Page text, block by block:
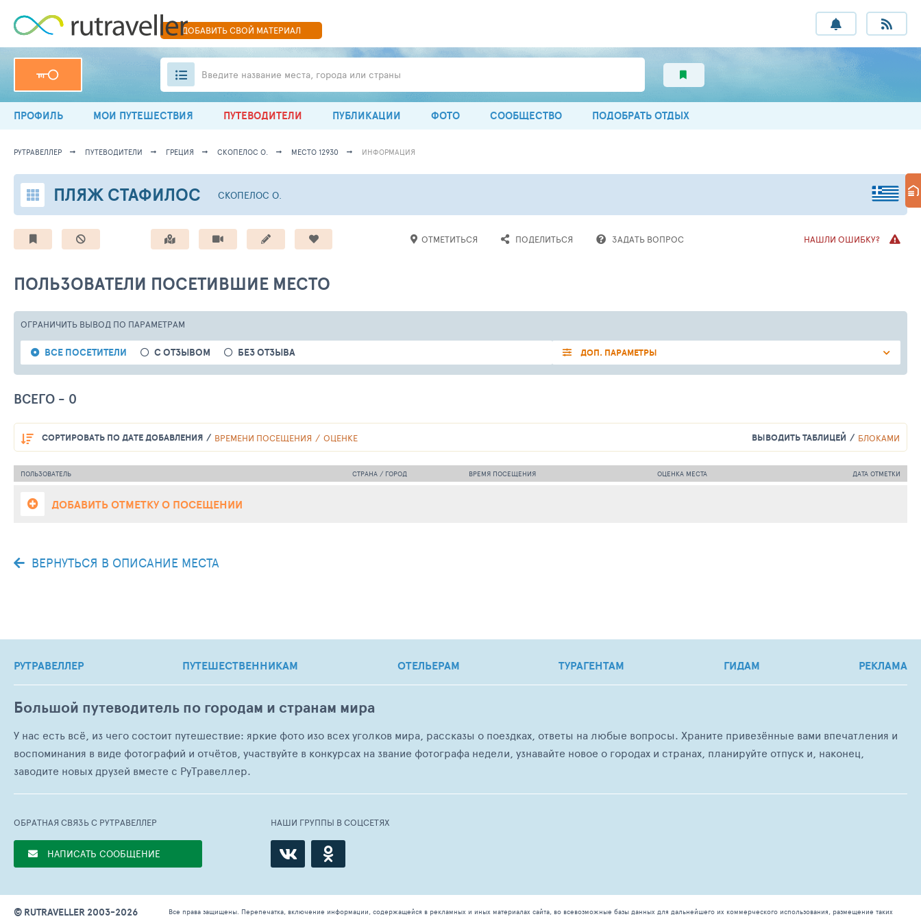
ДОБАВИТЬСВОЙ МАТЕРИАЛ
Введите название места, города или страны
ПРОФИЛЬ МОИ ПУТЕШЕСТВИЯ ПУТЕВОДИТЕЛИ ПУБЛИКАЦИИ ФОТО СООБЩЕСТВО ПОДОБРАТЬ ОТДЫХ
РУТРАВЕЛЛЕР ПУТЕВОДИТЕЛИ ГРЕЦИЯ СКОПЕЛОС О. МЕСТО 12930 ИНФОРМАЦИЯ
ПЛЯЖ СТАФИЛОС СКОПЕЛОС О.
ОТМЕТИТЬСЯ ПОДЕЛИТЬСЯ ЗАДАТЬ ВОПРОС НАШЛИ ОШИБКУ?
ПОЛЬЗОВАТЕЛИ ПОСЕТИВШИЕ МЕСТО
ОГРАНИЧИТЬ ВЫВОД ПО ПАРАМЕТРАМ
ВСЕ ПОСЕТИТЕЛИ С ОТЗЫВОМ БЕЗ ОТЗЫВА ДОП. ПАРАМЕТРЫ
ВСЕГО - 0
СОРТИРОВАТЬ ПО ДАТЕ ДОБАВЛЕНИЯ ВРЕМЕНИ ПОСЕЩЕНИЯ ОЦЕНКЕ ВЫВОДИТЬ ТАБЛИЦЕЙ БЛОКАМИ
ПОЛЬЗОВАТЕЛЬ СТРАНА / ГОРОД ВРЕМЯ ПОСЕЩЕНИЯ ОЦЕНКА МЕСТА ДАТА ОТМЕТКИ
ДОБАВИТЬ ОТМЕТКУ О ПОСЕЩЕНИИ
ВЕРНУТЬСЯ В ОПИСАНИЕ МЕСТА
РУТРАВЕЛЛЕР ПУТЕШЕСТВЕННИКАМ ОТЕЛЬЕРАМ ТУРАГЕНТАМ ГИДАМ РЕКЛАМА
Большой путеводитель по городам и странам мира
У нас есть всё, из чего состоит путешествие: яркие фото изо всех уголков мира, рассказы о поездках, ответы на любые вопросы. Храните привезённые вами впечатления и
воспоминания в виде фотографий и отчётов, участвуйте в конкурсах на звание фотографа недели, узнавайте новое о городах и странах, планируйте отпуск и, наконец,
заводите новых друзей вместе с РуТравеллер.
ОБРАТНАЯ СВЯЗЬ С РУТРАВЕЛЛЕР
НАПИСАТЬ СООБЩЕНИЕ
НАШИ ГРУППЫ В СОЦСЕТЯХ
© RUTRAVELLER 2003-2026
Все права защищены. Перепечатка, включение информации, содержащейся в рекламных и иных материалах сайта, во всевозможные базы данных для дальнейшего их коммерческого использования, размещение таких